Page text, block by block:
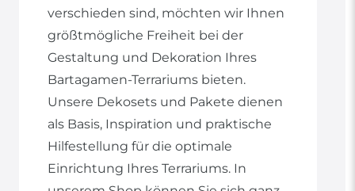
verschieden sind, möchten wir Ihnen
größtmögliche Freiheit bei der
Gestaltung und Dekoration Ihres
Bartagamen-Terrariums bieten.
Unsere Dekosets und Pakete dienen
als Basis, Inspiration und praktische
Hilfestellung für die optimale
Einrichtung Ihres Terrariums. In